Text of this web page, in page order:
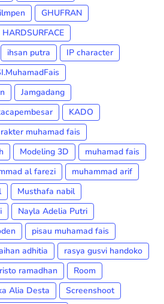
GHUFRAN
HARDSURFACE
ihsan putra
IP character
Jamgadang
KADO
muhamad fais
Modeling 3D
muhamad fais
al farezi
muhammad arif
Musthafa nabil
Nayla Adelia Putri
pisau muhamad fais
adhitia
rasya gusvi handoko
risto ramadhan
Room
Alia Desta
Screenshoot